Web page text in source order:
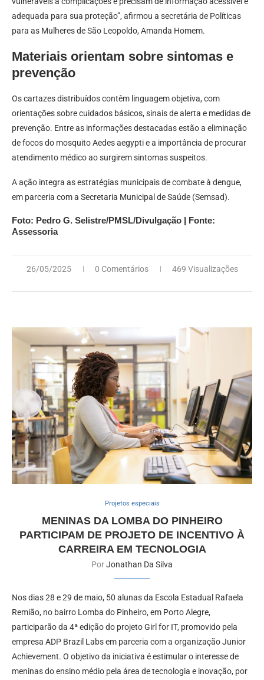
adequada para sua proteção”, afirmou a secretária de Políticas
para as Mulheres de São Leopoldo, Amanda Homem.
Materiais orientam sobre sintomas e
prevenção
Os cartazes distribuídos contêm linguagem objetiva, com
orientações sobre cuidados básicos, sinais de alerta e medidas de
prevenção. Entre as informações destacadas estão a eliminação
de focos do mosquito Aedes aegypti e a importância de procurar
atendimento médico ao surgirem sintomas suspeitos.
A ação integra as estratégias municipais de combate à dengue,
em parceria com a Secretaria Municipal de Saúde (Semsad).
Foto: Pedro G. Selistre/PMSL/Divulgação | Fonte:
Assessoria
26/05/2025 0 Comentários 469 Visualizações
Projetos especiais
MENINAS DA LOMBA DO PINHEIRO
PARTICIPAM DE PROJETO DE INCENTIVO À
CARREIRA EM TECNOLOGIA
PorJonathan Da Silva
Nos dias 28 e 29 de maio, 50 alunas da Escola Estadual Rafaela
Remião, no bairro Lomba do Pinheiro, em Porto Alegre,
participarão da 4ª edição do projeto Girl for IT, promovido pela
empresa ADP Brazil Labs em parceria com a organização Junior
Achievement. O objetivo da iniciativa é estimular o interesse de
meninas do ensino médio pela área de tecnologia e inovação, por